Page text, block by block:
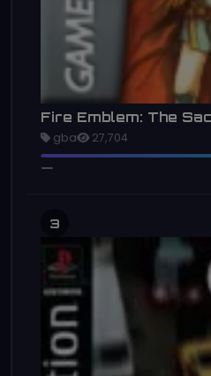
Fire Emblem: The
gba 27,704
3